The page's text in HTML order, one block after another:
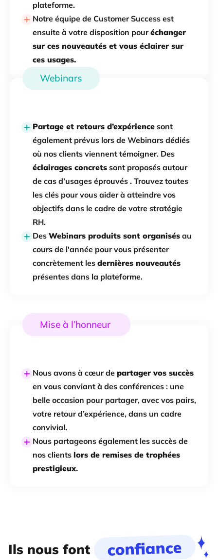
plateforme.
Notre équipe de Customer Success est
ensuite à votre disposition pouréchanger
sur ces nouveautés et vous éclairer sur
ces usages.
Webinars
Partage et retours d’expérience sont
également prévus lors de Webinars dédiés
où nos clients viennent témoigner. Des
éclairages concrets sont proposés autour
de cas d’usages éprouvés . Trouvez toutes
les clés pour vous aider à atteindre vos
objectifs dans le cadre de votre stratégie
RH. ​
Des Webinars produits sont organisés au
cours de l'année pour vous présenter
concrètement les dernières nouveautés
présentes dans la plateforme.
Mise à l’honneur
Nous avons à cœur de partager vos succès
en vous conviant à des conférences : une
belle occasion pour partager, avec vos pairs,
votre retour d’expérience, dans un cadre
convivial.
Nous partageons également les succès de
nos clients lors de remises de trophées
prestigieux.
Ils nous font confiance